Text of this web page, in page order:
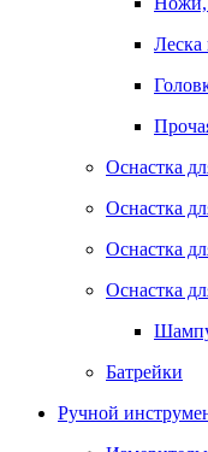
Леска
Оснастка
Оснастка
Оснастка
Оснастка
Батрейки
Ручной